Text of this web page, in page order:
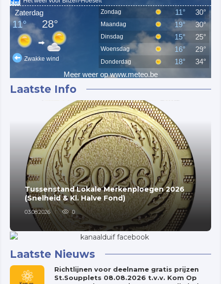
Laatste Info
Tussenstand Lokale Merkenploegen 2026
(Snelheid & Kl. Halve Fond)
03.08.2026 0
Laatste Nieuws
Richtlijnen voor deelname gratis prijzen
St.Soupplets 08.08.2026 t.v.v. Kom Op